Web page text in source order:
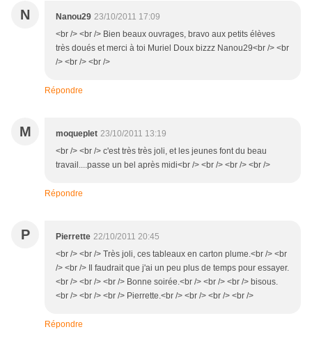
N Nanou29 23/10/2011 17:09
<br /> <br /> Bien beaux ouvrages, bravo aux petits élèves
très doués et merci à toi Muriel Doux bizzz Nanou29<br /> <br
/> <br /> <br />
Répondre
M moqueplet 23/10/2011 13:19
<br /> <br /> c'est très très joli, et les jeunes font du beau
travail....passe un bel après midi<br /> <br /> <br /> <br />
Répondre
P Pierrette 22/10/2011 20:45
<br /> <br /> Très joli, ces tableaux en carton plume.<br /> <br
/> <br /> Il faudrait que j'ai un peu plus de temps pour essayer.
<br /> <br /> <br /> Bonne soirée.<br /> <br /> <br /> bisous.
<br /> <br /> <br /> Pierrette.<br /> <br /> <br /> <br />
Répondre